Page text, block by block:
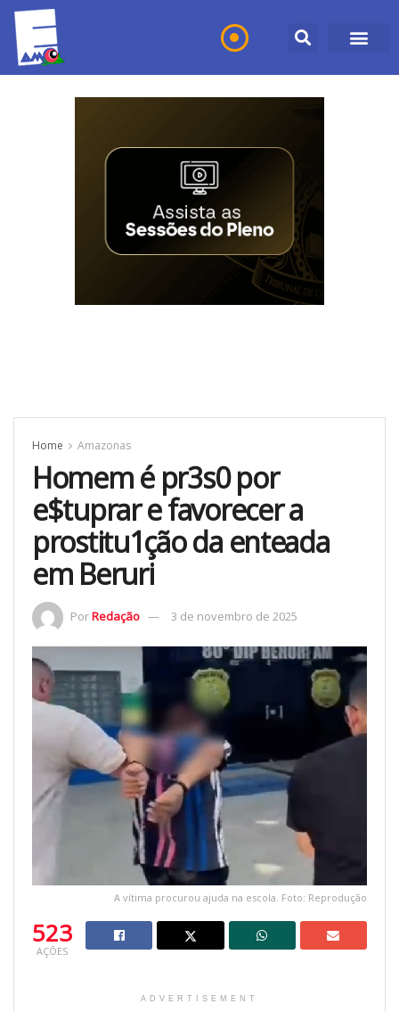
Home Amazonas
Homem é pr3s0 por
e$tuprar e favorecer a
prostitu1ção da enteada
em Beruri
PorRedação 3 de novembro de 2025
A vítima procurou ajuda na escola. Foto: Reprodução
523
AÇÕES
ADVERTISEMENT